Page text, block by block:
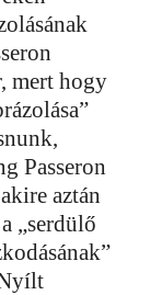
mert hogy
Passeron
aztán
„serdülő